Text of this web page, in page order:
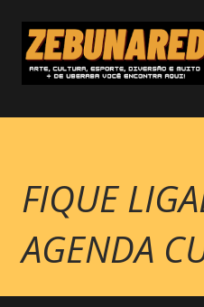
Pular para o
FIQUE
AGENDA